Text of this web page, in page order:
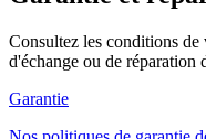
Consultez les conditions de
d'échange ou de réparation
Garantie